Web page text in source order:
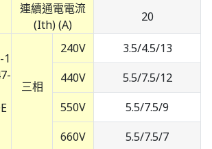
連續通電電流
(Ith) (A)
20
1
三相
240V
3.5/4.5/13
440V
5.5/7.5/12
550V
5.5/7.5/9
660V
5.5/7.5/7